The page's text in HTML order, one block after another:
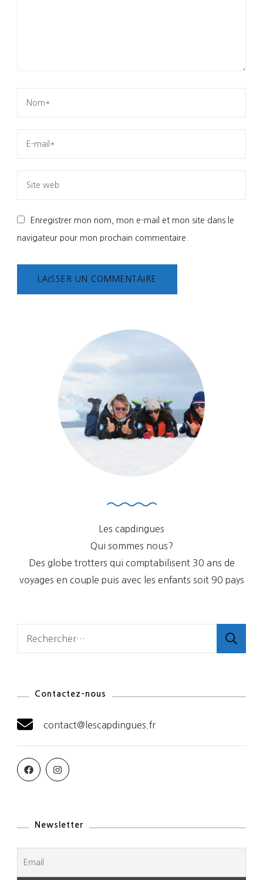
Enregistrer mon nom, mon e-mail et mon site dans le
navigateur pour mon prochain commentaire.
Les capdingues
Qui sommes nous?
Des globe trotters qui comptabilisent 30 ans de
voyages en couple puis avec les enfants soit 90 pays
Contactez-nous
contact@lescapdingues.fr
Newsletter